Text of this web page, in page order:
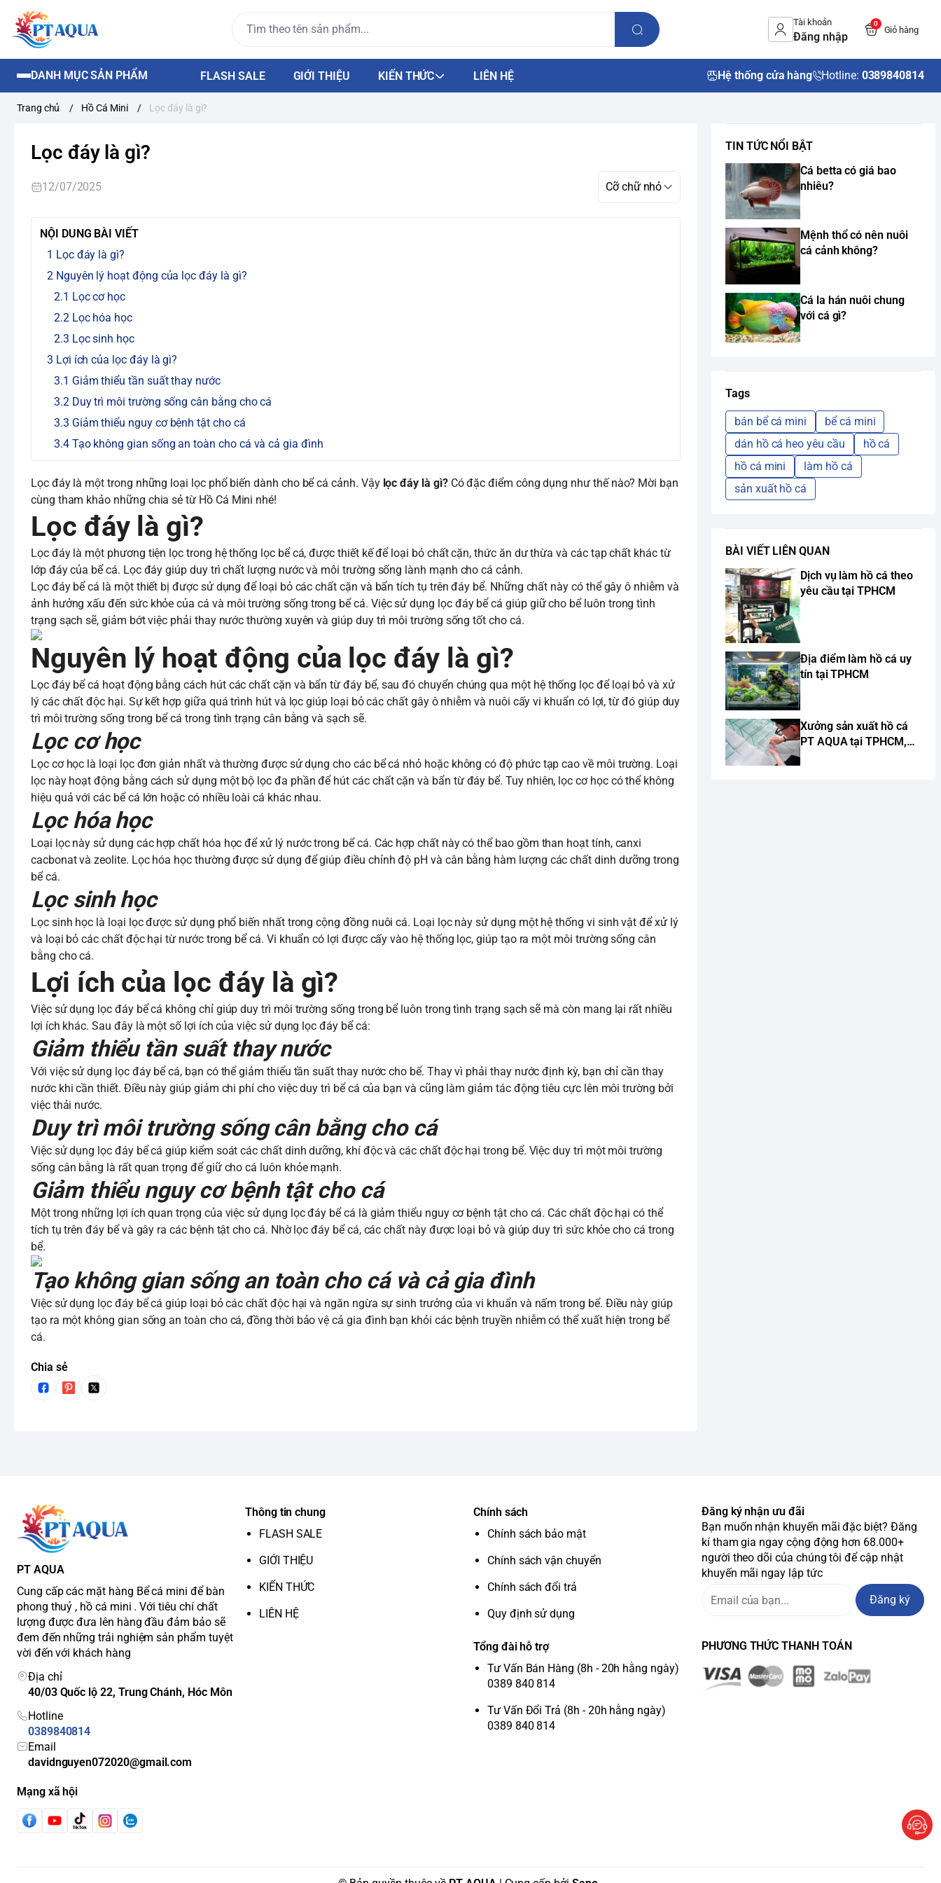
Tài khoản
Đăng nhập
0
Giỏ hàng
DANH MỤC SẢN PHẨM FLASH SALE GIỚI THIỆU KIẾN THỨC LIÊN HỆ Hệ thống cửa hàng Hotline: 0389840814
Trang chủ / Hồ Cá Mini / Lọc đáy là gì?
Lọc đáy là gì?
12/07/2025
NỘI DUNG BÀI VIẾT
Lọc đáy là gì?
Nguyên lý hoạt động của lọc đáy là gì?
Lọc cơ học
Lọc hóa học
Lọc sinh học
Lợi ích của lọc đáy là gì?
Giảm thiểu tần suất thay nước
Duy trì môi trường sống cân bằng cho cá
Giảm thiểu nguy cơ bệnh tật cho cá
Tạo không gian sống an toàn cho cá và cả gia đình
Lọc đáy là một trong những loại lọc phổ biến dành cho bể cá cảnh. Vậy lọc đáy là gì?Có đặc điểm công dụng như thế nào? Mời bạn
cùng tham khảo những chia sẻ từ Hồ Cá Mini nhé!
Lọc đáy là gì?
Lọc đáy là một phương tiện lọc trong hệ thống lọc bể cá, được thiết kế để loại bỏ chất cặn, thức ăn dư thừa và các tạp chất khác từ
lớp đáy của bể cá. Lọc đáy giúp duy trì chất lượng nước và môi trường sống lành mạnh cho cá cảnh.
Lọc đáy bể cá là một thiết bị được sử dụng để loại bỏ các chất cặn và bẩn tích tụ trên đáy bể. Những chất này có thể gây ô nhiễm và
ảnh hưởng xấu đến sức khỏe của cá và môi trường sống trong bể cá. Việc sử dụng lọc đáy bể cá giúp giữ cho bể luôn trong tình
trạng sạch sẽ, giảm bớt việc phải thay nước thường xuyên và giúp duy trì môi trường sống tốt cho cá.
Nguyên lý hoạt động của lọc đáy là gì?
Lọc đáy bể cá hoạt động bằng cách hút các chất cặn và bẩn từ đáy bể, sau đó chuyển chúng qua một hệ thống lọc để loại bỏ và xử
lý các chất độc hại. Sự kết hợp giữa quá trình hút và lọc giúp loại bỏ các chất gây ô nhiễm và nuôi cấy vi khuẩn có lợi, từ đó giúp duy
trì môi trường sống trong bể cá trong tình trạng cân bằng và sạch sẽ.
Lọc cơ học
Lọc cơ học là loại lọc đơn giản nhất và thường được sử dụng cho các bể cá nhỏ hoặc không có độ phức tạp cao về môi trường. Loại
lọc này hoạt động bằng cách sử dụng một bộ lọc đa phần để hút các chất cặn và bẩn từ đáy bể. Tuy nhiên, lọc cơ học có thể không
hiệu quả với các bể cá lớn hoặc có nhiều loài cá khác nhau.
Lọc hóa học
Loại lọc này sử dụng các hợp chất hóa học để xử lý nước trong bể cá. Các hợp chất này có thể bao gồm than hoạt tính, canxi
cacbonat và zeolite. Lọc hóa học thường được sử dụng để giúp điều chỉnh độ pH và cân bằng hàm lượng các chất dinh dưỡng trong
bể cá.
Lọc sinh học
Lọc sinh học là loại lọc được sử dụng phổ biến nhất trong cộng đồng nuôi cá. Loại lọc này sử dụng một hệ thống vi sinh vật để xử lý
và loại bỏ các chất độc hại từ nước trong bể cá. Vi khuẩn có lợi được cấy vào hệ thống lọc, giúp tạo ra một môi trường sống cân
bằng cho cá.
Lợi ích của lọc đáy là gì?
Việc sử dụng lọc đáy bể cá không chỉ giúp duy trì môi trường sống trong bể luôn trong tình trạng sạch sẽ mà còn mang lại rất nhiều
lợi ích khác. Sau đây là một số lợi ích của việc sử dụng lọc đáy bể cá:
Giảm thiểu tần suất thay nước
Với việc sử dụng lọc đáy bể cá, bạn có thể giảm thiểu tần suất thay nước cho bể. Thay vì phải thay nước định kỳ, bạn chỉ cần thay
nước khi cần thiết. Điều này giúp giảm chi phí cho việc duy trì bể cá của bạn và cũng làm giảm tác động tiêu cực lên môi trường bởi
việc thải nước.
Duy trì môi trường sống cân bằng cho cá
Việc sử dụng lọc đáy bể cá giúp kiểm soát các chất dinh dưỡng, khí độc và các chất độc hại trong bể. Việc duy trì một môi trường
sống cân bằng là rất quan trọng để giữ cho cá luôn khỏe mạnh.
Giảm thiểu nguy cơ bệnh tật cho cá
Một trong những lợi ích quan trọng của việc sử dụng lọc đáy bể cá là giảm thiểu nguy cơ bệnh tật cho cá. Các chất độc hại có thể
tích tụ trên đáy bể và gây ra các bệnh tật cho cá. Nhờ lọc đáy bể cá, các chất này được loại bỏ và giúp duy trì sức khỏe cho cá trong
bể.
Tạo không gian sống an toàn cho cá và cả gia đình
Việc sử dụng lọc đáy bể cá giúp loại bỏ các chất độc hại và ngăn ngừa sự sinh trưởng của vi khuẩn và nấm trong bể. Điều này giúp
tạo ra một không gian sống an toàn cho cá, đồng thời bảo vệ cả gia đình bạn khỏi các bệnh truyền nhiễm có thể xuất hiện trong bể
cá.
Chia sẻ
TIN TỨC NỔI BẬT
Cá betta có giá bao
nhiêu?
Mệnh thổ có nên nuôi
cá cảnh không?
Cá la hán nuôi chung
với cá gì?
Tags
bán bể cá mini
bể cá mini
dán hồ cá heo yêu cầu
hồ cá
hồ cá mini
làm hồ cá
sản xuất hồ cá
BÀI VIẾT LIÊN QUAN
Dịch vụ làm hồ cá theo
yêu cầu tại TPHCM
Địa điểm làm hồ cá uy
tín tại TPHCM
Xưởng sản xuất hồ cá
PT AQUA tại TPHCM,
PT AQUA
Cung cấp các mặt hàng Bể cá mini để bàn
phong thuỷ , hồ cá mini . Với tiêu chí chất
lượng được đưa lên hàng đầu đảm bảo sẽ
đem đến những trải nghiệm sản phẩm tuyệt
vời đến với khách hàng
Địa chỉ
40/03 Quốc lộ 22, Trung Chánh, Hóc Môn
Hotline
0389840814
Email
davidnguyen072020@gmail.com
Mạng xã hội
Thông tin chung
FLASH SALE
GIỚI THIỆU
KIẾN THỨC
LIÊN HỆ
Chính sách
Chính sách bảo mật
Chính sách vận chuyển
Chính sách đổi trả
Quy định sử dụng
Tổng đài hỗ trợ
Tư Vấn Bán Hàng (8h - 20h hằng ngày)
0389 840 814
Tư Vấn Đổi Trả (8h - 20h hằng ngày)
0389 840 814
Đăng ký nhận ưu đãi
Bạn muốn nhận khuyến mãi đặc biệt? Đăng
kí tham gia ngay cộng động hơn 68.000+
người theo dõi của chúng tôi để cập nhật
khuyến mãi ngay lập tức
Đăng ký
PHƯƠNG THỨC THANH TOÁN